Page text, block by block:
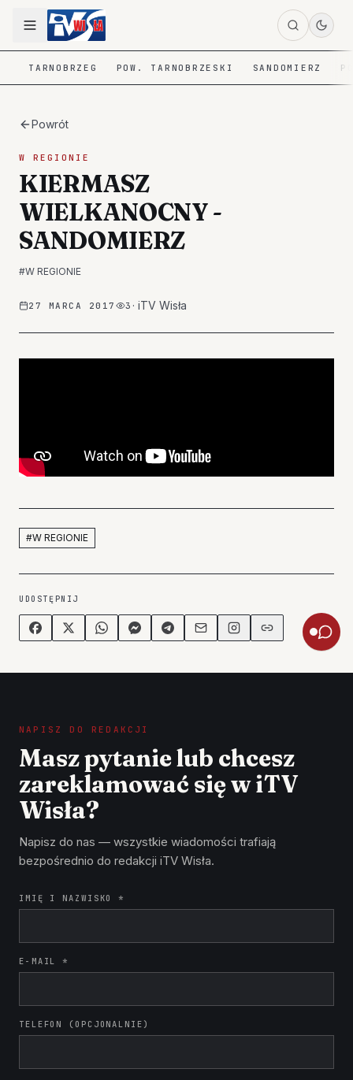
TARNOBRZEG POW. TARNOBRZESKI SANDOMIERZ
Powrót
W REGIONIE
KIERMASZ
WIELKANOCNY -
SANDOMIERZ
#W REGIONIE
27 MARCA 2017 3 · iTV Wisła
#W REGIONIE
UDOSTĘPNIJ
NAPISZ DO REDAKCJI
Masz pytanie lub chcesz
zareklamować się w iTV
Wisła?
Napisz do nas — wszystkie wiadomości trafiają
bezpośrednio do redakcji iTV Wisła.
IMIĘ I NAZWISKO *
E-MAIL *
TELEFON (OPCJONALNIE)